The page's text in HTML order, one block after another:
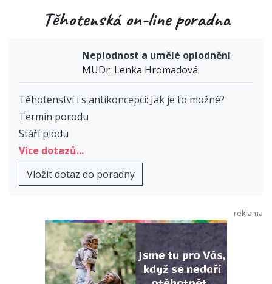
Těhotenská on-line poradna
Neplodnost a umělé oplodnění
MUDr. Lenka Hromadová
Těhotenství i s antikoncepcí: Jak je to možné?
Termín porodu
Stáří plodu
Více dotazů...
Vložit dotaz do poradny